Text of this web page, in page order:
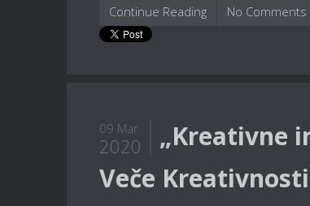
Continue Reading No Comments
09 Mar
2020
„Kreativne
Veče Kreativnosti